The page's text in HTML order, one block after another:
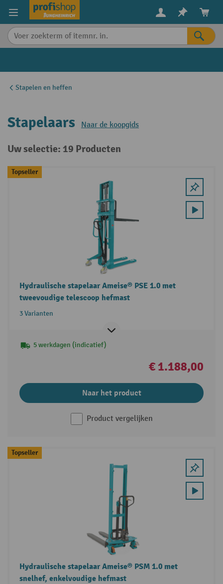
content
Stapelen en heffen
Stapelaars Naar de koopgids
Uw selectie: 19 Producten
Topseller
Hydraulische stapelaar Ameise® PSE 1.0 met
tweevoudige telescoop hefmast
3 Varianten
5 werkdagen (indicatief)
€ 1.188,00
Naar het product
Product vergelijken
Topseller
Hydraulische stapelaar Ameise® PSM 1.0 met
snelhef, enkelvoudige hefmast